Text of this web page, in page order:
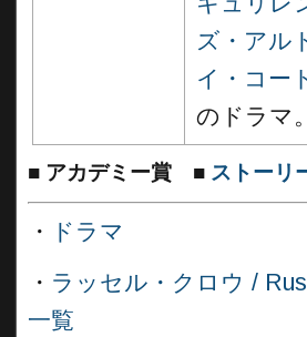
ズ・アル
イ・コー
のドラマ。
■ アカデミー賞 ■ ストーリ
・
ドラマ
・ ラッセル・クロウ /
一覧